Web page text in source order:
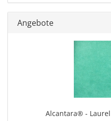
Angebote
Alcantara® -